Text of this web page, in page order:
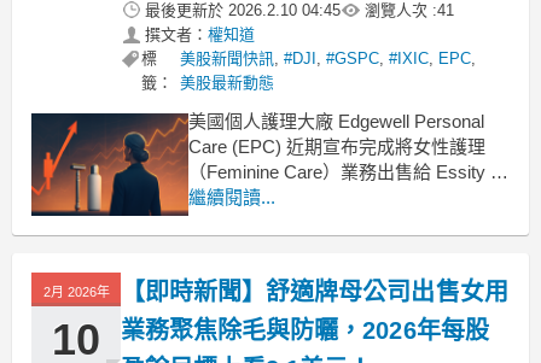
最後更新於 2026.2.10 04:45 瀏覽人次 :41
撰文者： 權知道
標
籤：
美股新聞快訊,#DJI ,#GSPC,#IXIC, EPC,
美股最新動態
美國個人護理大廠 Edgewell Personal
Care (EPC) 近期宣布完成將女性護理
（Feminine Care）業務出售給 Essity 的
交易，這被視為公司轉型的重要里程
域，包括刮鬍（Shave）、防
繼續閱讀...
2月 2026年
10
【即時新聞】舒適牌母公司出售女用
業務聚焦除毛與防曬，2026年每股